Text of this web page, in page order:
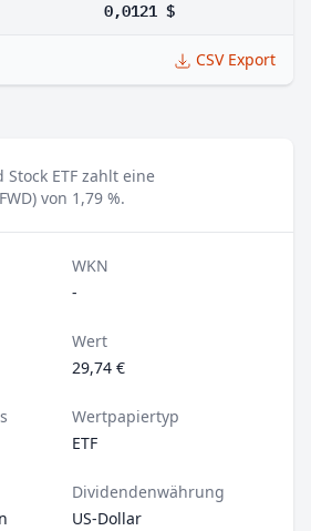
0,0121 $
CSV Export
ETF zahlt eine
von 1,79 %.
WKN
-
Wert
29,74 €
Wertpapiertyp
ETF
Dividendenwährung
US-Dollar